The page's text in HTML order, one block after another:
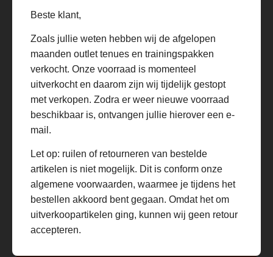
Ontdek waarom klanten kiezen voor Voetbaltenueshop voor
Ik heb
gisteren
mijn
WK-
shirt
Nederla
nd
binneng
ekregen
met
eigen
naam
Voor
mijn
zoontje
heb ik
e kinder
set
besteld
en hij
wilde
hem
meteen
Ik heb
voor
en voor
shirts
besteld.
We
allebei
Beste klant,
Zoals jullie weten hebben wij de afgelopen
maanden outlet tenues en trainingspakken
verkocht. Onze voorraad is momenteel
uitverkocht en daarom zijn wij tijdelijk gestopt
met verkopen. Zodra er weer nieuwe voorraad
beschikbaar is, ontvangen jullie hierover een e-
mail.
Let op: ruilen of retourneren van bestelde
artikelen is niet mogelijk. Dit is conform onze
algemene voorwaarden, waarmee je tijdens het
bestellen akkoord bent gegaan. Omdat het om
uitverkoopartikelen ging, kunnen wij geen retour
accepteren.